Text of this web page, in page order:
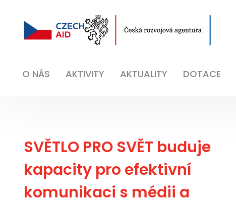
O NÁS AKTIVITY AKTUALITY DOTACE
SVĚTLO PRO SVĚT buduje
kapacity pro efektivní
komunikaci s médii a